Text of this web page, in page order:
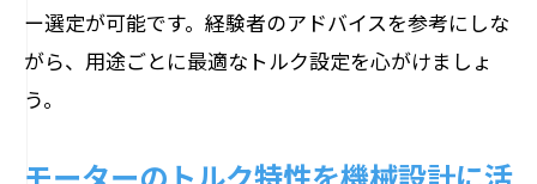
ー選定が可能です。経験者のアドバイスを参考にしな
がら、用途ごとに最適なトルク設定を心がけましょ
う。